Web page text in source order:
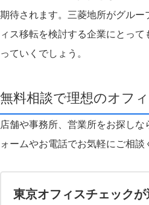
期待されます。三菱地所がグル
ィス移転を検討する企業にとっ
っていくでしょう。
無料相談で理想のオフ
店舗や事務所、営業所をお探し
ォームやお電話でお気軽にご相談
東京オフィスチェック